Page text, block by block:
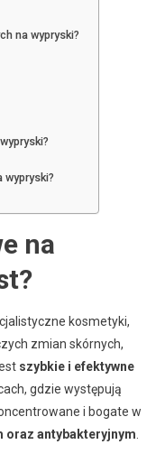
na wypryski?
wypryski?
na
kosmetyki,
zmian skórnych,
szybkie i efektywne
gdzie występują
i bogate w
oraz antybakteryjnym